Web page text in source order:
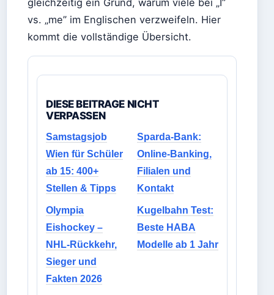
gleichzeitig ein Grund, warum viele bei „I”
vs. „me” im Englischen verzweifeln. Hier
kommt die vollständige Übersicht.
DIESE BEITRAGE NICHT
VERPASSEN
Samstagsjob
Wien für Schüler
ab 15: 400+
Stellen & Tipps
Sparda-Bank:
Online-Banking,
Filialen und
Kontakt
Olympia
Eishockey –
NHL-Rückkehr,
Sieger und
Fakten 2026
Kugelbahn Test:
Beste HABA
Modelle ab 1 Jahr